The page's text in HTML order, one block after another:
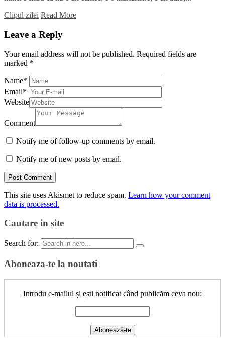
Clipul zilei Read More
Leave a Reply
Your email address will not be published. Required fields are
marked *
Name*
Email*
Website
Comment
Notify me of follow-up comments by email.
Notify me of new posts by email.
This site uses Akismet to reduce spam. Learn how your comment
data is processed.
Cautare in site
Search for:
Aboneaza-te la noutati
Introdu e-mailul și ești notificat când publicăm ceva nou: